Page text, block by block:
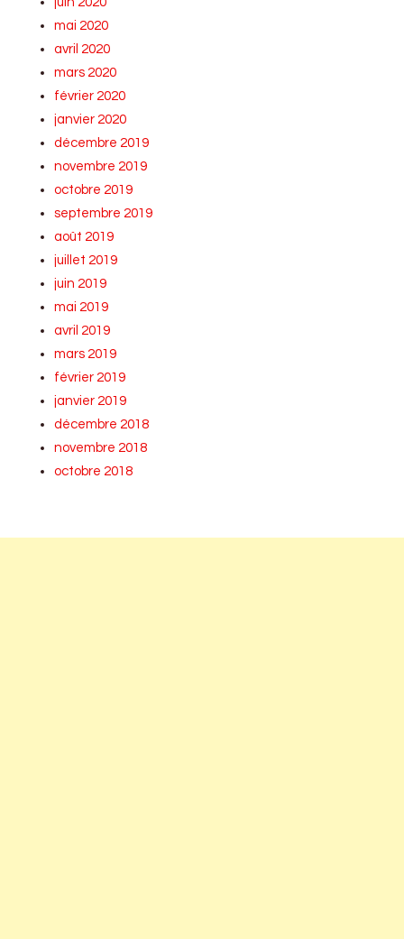
mai 2020
avril 2020
mars 2020
février 2020
janvier 2020
décembre 2019
novembre 2019
octobre 2019
septembre 2019
août 2019
juillet 2019
juin 2019
mai 2019
avril 2019
mars 2019
février 2019
janvier 2019
décembre 2018
novembre 2018
octobre 2018